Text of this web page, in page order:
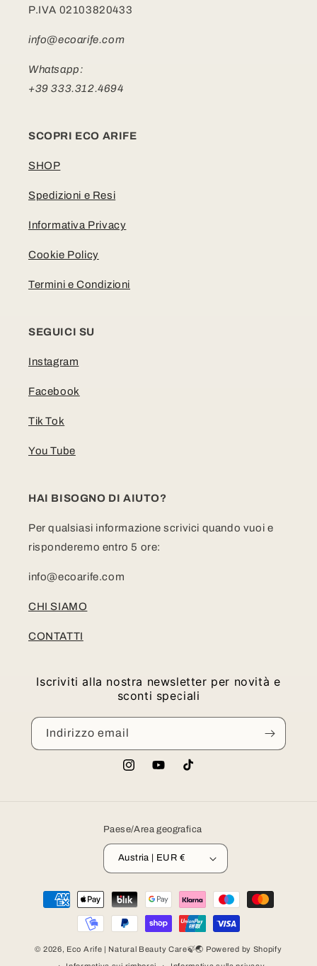
P.IVA 02103820433
info@ecoarife.com
Whatsapp:
+39 333.312.4694
SCOPRI ECO ARIFE
SHOP
Spedizioni e Resi
Informativa Privacy
Cookie Policy
Termini e Condizioni
SEGUICI SU
Instagram
Facebook
Tik Tok
You Tube
HAI BISOGNO DI AIUTO?
Per qualsiasi informazione scrivici quando vuoi e
risponderemo entro 5 ore:
info@ecoarife.com
CHI SIAMO
CONTATTI
Iscriviti alla nostra newsletter per novità e
sconti speciali
Indirizzo email
InstagramYouTubeTikTok
Paese/Area geografica
Austria | EUR €
Metodi
pagamento
© 2026, Eco Arife | Natural Beauty Care🍃🌏 Powered by Shopify